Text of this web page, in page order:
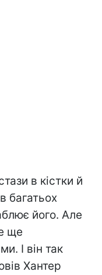
в кістки й
багатьох
його. Але
ще
І він так
Хантер